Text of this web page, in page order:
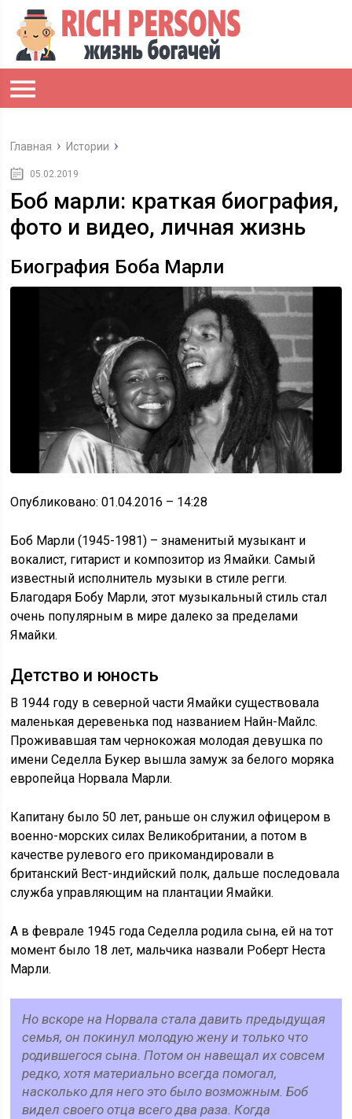
Главная Истории
05.02.2019
Боб марли: краткая биография,
фото и видео, личная жизнь
Биография Боба Марли
Опубликовано: 01.04.2016 – 14:28
Боб Марли (1945-1981) – знаменитый музыкант и
вокалист, гитарист и композитор из Ямайки. Самый
известный исполнитель музыки в стиле регги.
Благодаря Бобу Марли, этот музыкальный стиль стал
очень популярным в мире далеко за пределами
Ямайки.
Детство и юность
В 1944 году в северной части Ямайки существовала
маленькая деревенька под названием Найн-Майлс.
Проживавшая там чернокожая молодая девушка по
имени Седелла Букер вышла замуж за белого моряка
европейца Норвала Марли.
Капитану было 50 лет, раньше он служил офицером в
военно-морских силах Великобритании, а потом в
качестве рулевого его прикомандировали в
британский Вест-индийский полк, дальше последовала
служба управляющим на плантации Ямайки.
А в феврале 1945 года Седелла родила сына, ей на тот
момент было 18 лет, мальчика назвали Роберт Неста
Марли.
Но вскоре на Норвала стала давить предыдущая
семья, он покинул молодую жену и только что
родившегося сына. Потом он навещал их совсем
редко, хотя материально всегда помогал,
насколько для него это было возможным. Боб
видел своего отца всего два раза. Когда